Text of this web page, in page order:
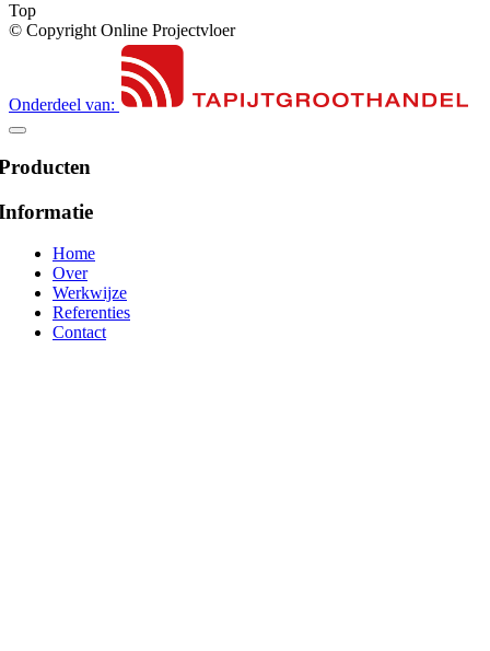
Top
© Copyright Online Projectvloer
Onderdeel van:
Home
Over
Werkwijze
Referenties
Contact